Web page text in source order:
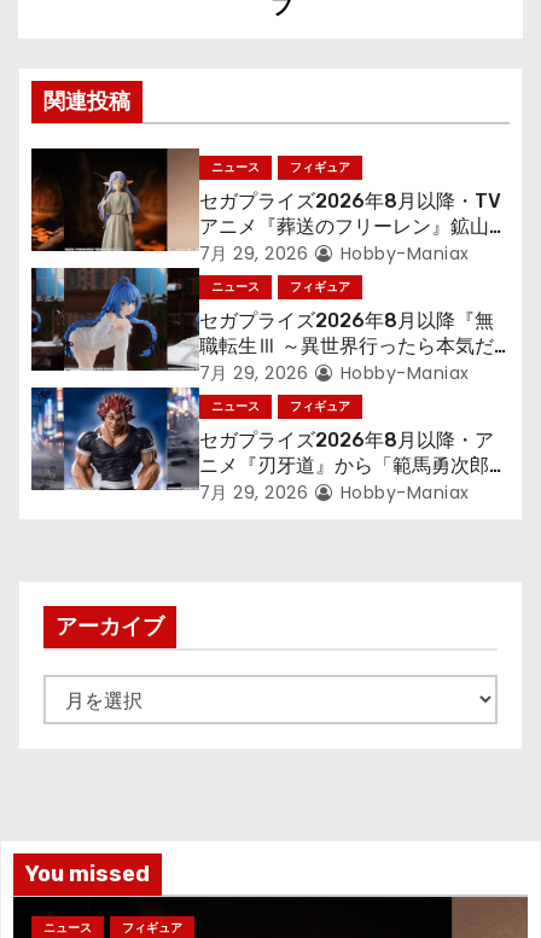
シ
ョ
ン
関連投稿
ニュース フィギュア
セガプライズ2026年8月以降・TV
アニメ『葬送のフリーレン』鉱山で
300年働くことになっっちゃった
「フリーレン」を立体化！
7月 29, 2026 Hobby-Maniax
ニュース フィギュア
セガプライズ2026年8月以降『無
職転生Ⅲ ～異世界行ったら本気だ
す～』から「ロキシー」のフィギュ
アが登場！
7月 29, 2026 Hobby-Maniax
ニュース フィギュア
セガプライズ2026年8月以降・ア
ニメ『刃牙道』から「範馬勇次郎」
が登場ッッ!!
7月 29, 2026 Hobby-Maniax
アーカイブ
ー
You missed
ニュース フィギュア